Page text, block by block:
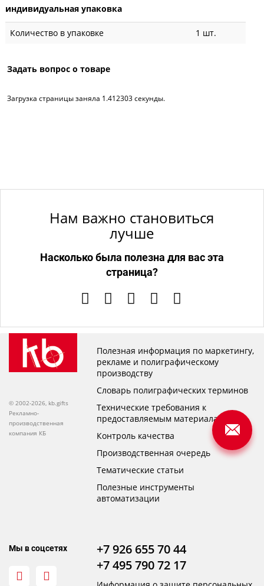
индивидуальная упаковка
Количество в упаковке 1 шт.
Задать вопрос о товаре
Загрузка страницы заняла 1.412303 секунды.
Нам важно становиться
лучше
Насколько была полезна для вас эта
страница?
© 2002-2026, kb.gifts
Рекламно-
производственная
компания КБ
Полезная информация по маркетингу,
рекламе и полиграфическому
производству
Словарь полиграфических терминов
Технические требования к
предоставляемым материалам
Контроль качества
Производственная очередь
Тематические статьи
Полезные инструменты
автоматизации
Мы в соцсетях
+7 926 655 70 44
+7 495 790 72 17